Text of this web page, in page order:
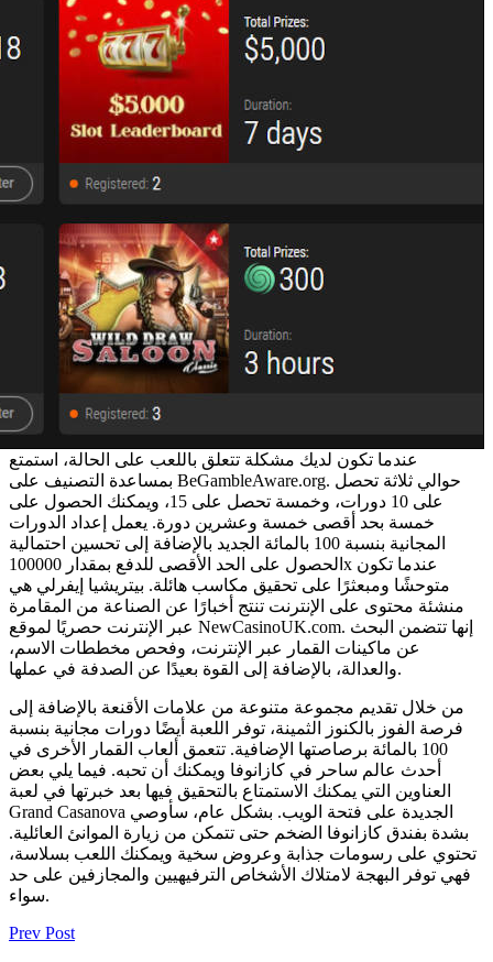
عندما تكون لديك مشكلة تتعلق باللعب على الحالة، استمتع
بمساعدة التصنيف على BeGambleAware.org. حوالي ثلاثة تحصل
على 10 دورات، وخمسة تحصل على 15، ويمكنك الحصول على
خمسة بحد أقصى خمسة وعشرين دورة. يعمل إعداد الدورات
المجانية بنسبة 100 بالمائة الجديد بالإضافة إلى تحسين احتمالية
الحصول على الحد الأقصى للدفع بمقدار 100000x عندما تكون
متوحشًا ومبعثرًا على تحقيق مكاسب هائلة. بيتريشيا إيفرلي هي
منشئة محتوى على الإنترنت تنتج أخبارًا عن الصناعة من المقامرة
عبر الإنترنت حصريًا لموقع NewCasinoUK.com. إنها تتضمن البحث
عن ماكينات القمار عبر الإنترنت، وفحص مخططات الاسم،
والعدالة، بالإضافة إلى القوة بعيدًا عن الصدفة في عملها.
من خلال تقديم مجموعة متنوعة من علامات الأقنعة بالإضافة إلى
فرصة الفوز بالكنوز الثمينة، توفر اللعبة أيضًا دورات مجانية بنسبة
100 بالمائة برصاصتها الإضافية. تتعمق ألعاب القمار الأخرى في
أحدث عالم ساحر في كازانوفا ويمكنك أن تحبه. فيما يلي بعض
العناوين التي يمكنك الاستمتاع بالتحقيق فيها بعد خبرتها في لعبة
Grand Casanova الجديدة على فتحة الويب. بشكل عام، سأوصي
بشدة بفندق كازانوفا الضخم حتى تتمكن من زيارة الموانئ العائلية.
تحتوي على رسومات جذابة وعروض سخية ويمكنك اللعب بسلاسة،
فهي توفر البهجة لامتلاك الأشخاص الترفيهيين والمجازفين على حد
سواء.
Prev Post